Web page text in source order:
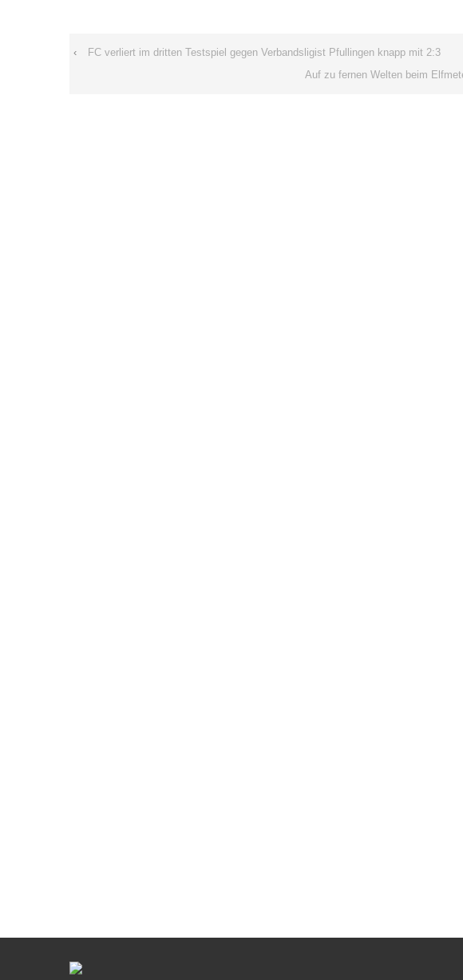
‹
FC verliert im dritten Testspiel gegen Verbandsligist Pfullingen knapp mit 2:3
Auf zu fernen Welten beim